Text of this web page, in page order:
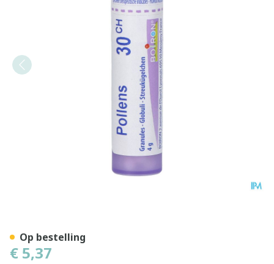
€ 5,37
Op bestelling